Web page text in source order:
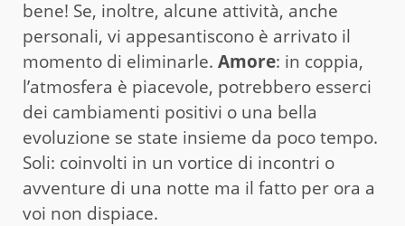
bene! Se, inoltre, alcune attività, anche
personali, vi appesantiscono è arrivato il
momento di eliminarle. Amore: in coppia,
l’atmosfera è piacevole, potrebbero esserci
dei cambiamenti positivi o una bella
evoluzione se state insieme da poco tempo.
Soli: coinvolti in un vortice di incontri o
avventure di una notte ma il fatto per ora a
voi non dispiace.